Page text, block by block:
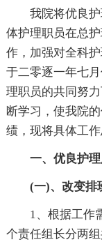
我院将优良护
体护理职员在总
作，加强对全科
于二零逐一年七
理职员的共同努
断学习，使我院
绩，现将具体工作
一、优良护
(一)、改变排
1、根据工作需
个责任组长分两